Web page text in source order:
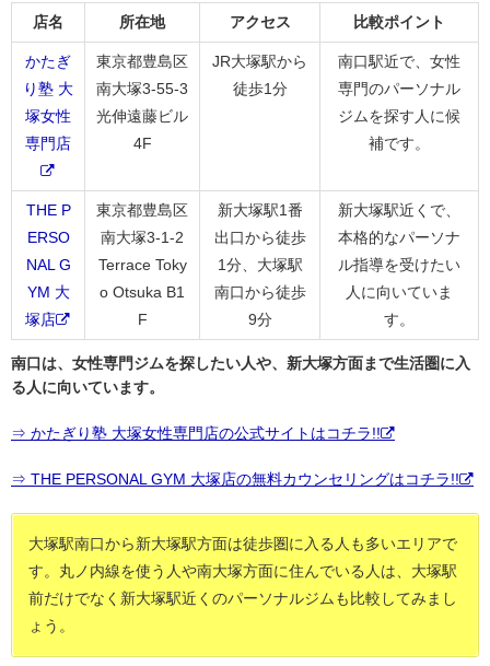
店名 所在地 アクセス 比較ポイント
かたぎ
り塾 大
塚女性
専門店
東京都豊島区
南大塚3-55-3
光伸遠藤ビル
4F
JR大塚駅から
徒歩1分
南口駅近で、女性
専門のパーソナル
ジムを探す人に候
補です。
THE P
ERSO
NAL G
YM 大
塚店
東京都豊島区
南大塚3-1-2
Terrace Toky
o Otsuka B1
F
新大塚駅1番
出口から徒歩
1分、大塚駅
南口から徒歩
9分
新大塚駅近くで、
本格的なパーソナ
ル指導を受けたい
人に向いていま
す。
南口は、女性専門ジムを探したい人や、新大塚方面まで生活圏に入
る人に向いています。
⇒ かたぎり塾 大塚女性専門店の公式サイトはコチラ!!
⇒ THE PERSONAL GYM 大塚店の無料カウンセリングはコチラ!!
大塚駅南口から新大塚駅方面は徒歩圏に入る人も多いエリアで
す。丸ノ内線を使う人や南大塚方面に住んでいる人は、大塚駅
前だけでなく新大塚駅近くのパーソナルジムも比較してみまし
ょう。